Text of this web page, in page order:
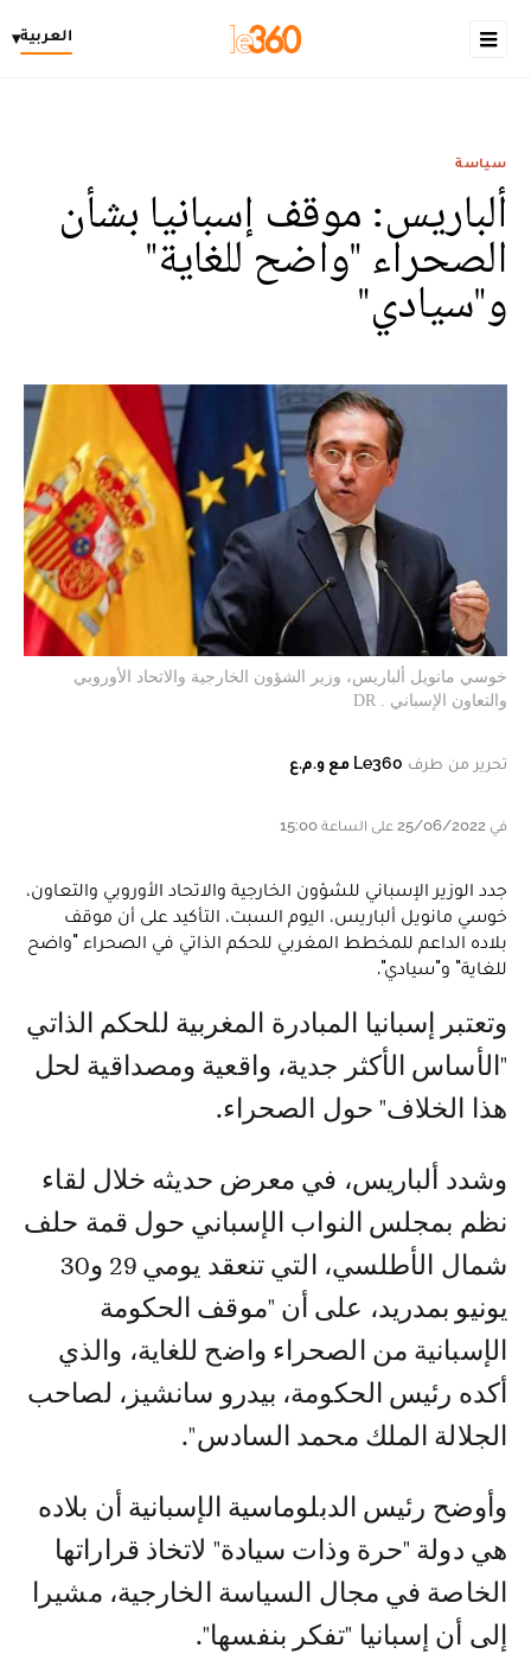
العربية▾
سياسة
ألباريس: موقف إسبانيا بشأن
الصحراء "واضح للغاية"
و"سيادي"
خوسي مانويل ألباريس، وزير الشؤون الخارجية والاتحاد الأوروبي
والتعاون الإسباني . DR
تحرير من طرف Le360 مع و.م.ع
في 25/06/2022 على الساعة 15:00
جدد الوزير الإسباني للشؤون الخارجية والاتحاد الأوروبي والتعاون،
خوسي مانويل ألباريس، اليوم السبت، التأكيد على أن موقف
بلاده الداعم للمخطط المغربي للحكم الذاتي في الصحراء "واضح
للغاية" و"سيادي".
وتعتبر إسبانيا المبادرة المغربية للحكم الذاتي
"الأساس الأكثر جدية، واقعية ومصداقية لحل
هذا الخلاف" حول الصحراء.
وشدد ألباريس، في معرض حديثه خلال لقاء
نظم بمجلس النواب الإسباني حول قمة حلف
شمال الأطلسي، التي تنعقد يومي 29 و30
يونيو بمدريد، على أن "موقف الحكومة
الإسبانية من الصحراء واضح للغاية، والذي
أكده رئيس الحكومة، بيدرو سانشيز، لصاحب
الجلالة الملك محمد السادس".
وأوضح رئيس الدبلوماسية الإسبانية أن بلاده
هي دولة "حرة وذات سيادة" لاتخاذ قراراتها
الخاصة في مجال السياسة الخارجية، مشيرا
إلى أن إسبانيا "تفكر بنفسها".